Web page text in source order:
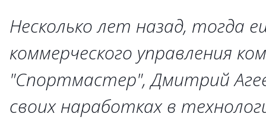
Несколько лет назад, тогда
коммерческого управления
"Спортмастер", Дмитрий
своих наработках в